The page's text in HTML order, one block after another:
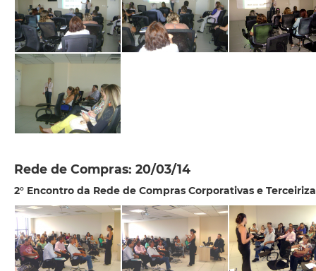
Rede de Compras: 20/03/14
2° Encontro da Rede de Compras Corporativas e